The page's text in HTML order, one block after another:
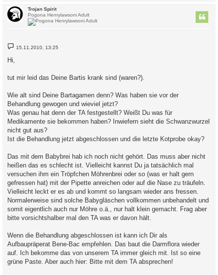
Trojan Spirit
Pogona Henrylawsoni Adult
B
e
t
g
15.11.2010, 13:25
Hi,
tut mir leid das Deine Bartis krank sind (waren?).
Wie alt sind Deine Bartagamen denn? Was haben sie vor der
Behandlung gewogen und wieviel jetzt?
Was genau hat denn der TA festgestellt? Weißt Du was für
Medikamente sie bekommen haben? Inwiefern sieht die Schwanzwurzel
nicht gut aus?
Ist die Behandlung jetzt abgeschlossen und die letzte Kotprobe okay?
Das mit dem Babybrei hab ich noch nicht gehört. Das muss aber nicht
heißen das es schlecht ist. Vielleicht kannst Du ja tatsächlich mal
versuchen ihm ein Tröpfchen Möhrenbrei oder so (was er halt gern
gefressen hat) mit der Pipette anreichen oder auf die Nase zu träufeln.
Vielleicht leckt er es ab und kommt so langsam wieder ans fressen.
Normalerweise sind solche Babygläschen vollkommen unbehandelt und
somit eigentlich auch nur Möhre o.ä., nur halt klein gemacht. Frag aber
bitte vorsichtshalber mal den TA was er davon hält.
Wenn die Behandlung abgeschlossen ist kann ich Dir als
Aufbaupräperat Bene-Bac empfehlen. Das baut die Darmflora wieder
auf. Ich bekomme das von unserem TA immer gleich mit. Ist so eine
grüne Paste. Aber auch hier: Bitte mit dem TA absprechen!